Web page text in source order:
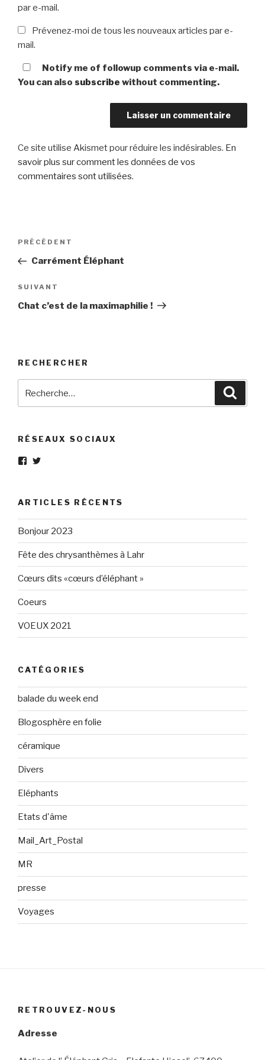
par e-mail.
Prévenez-moi de tous les nouveaux articles par e-
mail.
Notify me of followup comments via e-mail.
You can also subscribe without commenting.
Ce site utilise Akismet pour réduire les indésirables. En
savoir plus sur comment les données de vos
commentaires sont utilisées.
Navigation
l’article
Article
précédent
PRÉCÉDENT
Carrément Éléphant
Article
suivant
SUIVANT
Chat c’est de la maximaphilie !
RECHERCHER
pour
RÉSEAUX SOCIAUX
Voir
Eléphant-
Gris-
160596147294205
sur
Facebook
Voir
elephantgris
sur
Twitter
ARTICLES RÉCENTS
Bonjour 2023
Fête des chrysanthèmes à Lahr
Cœurs dits «cœurs d’éléphant »
Coeurs
VOEUX 2021
CATÉGORIES
balade du week end
Blogosphère en folie
céramique
Divers
Eléphants
Etats d'âme
Mail_Art_Postal
MR
presse
Voyages
RETROUVEZ-NOUS
Adresse